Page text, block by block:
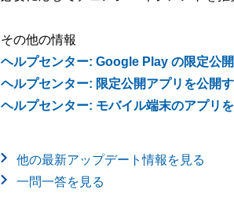
その他の情報
ヘルプセンター: Google Play の限定公
ヘルプセンター: 限定公開アプリを公開
ヘルプセンター: モバイル端末のアプリ
他の最新アップデート情報を見る
一問一答を見る